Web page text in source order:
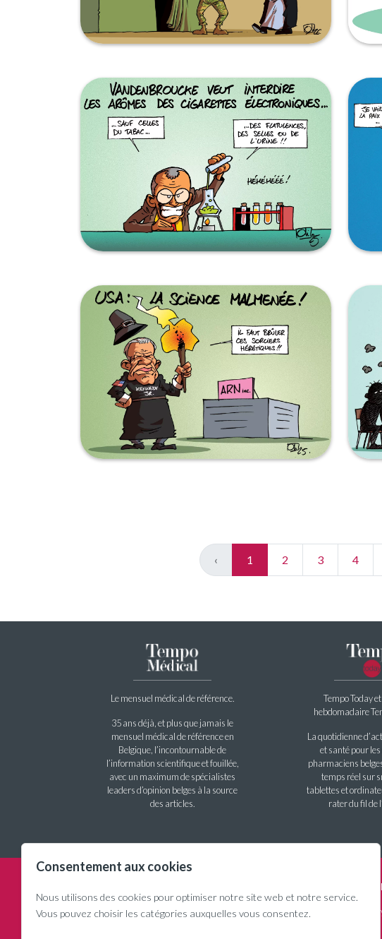
‹ 1 2 3 4
Le mensuel médical de référence.
35 ans déjà, et plus que jamais le
mensuel médical de référence en
Belgique, l’incontournable de
l’information scientifique et fouillée,
avec un maximum de spécialistes
leaders d’opinion belges à la source
des articles.
Tempo Today
hebdomadaire
La quotidienne
et santé pour
pharmaciens
temps réel sur
tablettes et
rater du fil de
VIVACTIS
Adresse : Avenue G.
Consentement aux cookies
Nous utilisons des cookies pour optimiser notre site web et notre service.
Vous pouvez choisir les catégories auxquelles vous consentez.